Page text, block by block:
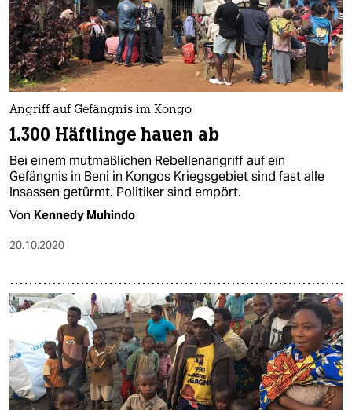
Angriff auf Gefängnis im Kongo
1.300 Häftlinge hauen ab
Bei einem mutmaßlichen Rebellenangriff auf ein
Gefängnis in Beni in Kongos Kriegsgebiet sind fast alle
Insassen getürmt. Politiker sind empört.
Von Kennedy Muhindo
20.10.2020